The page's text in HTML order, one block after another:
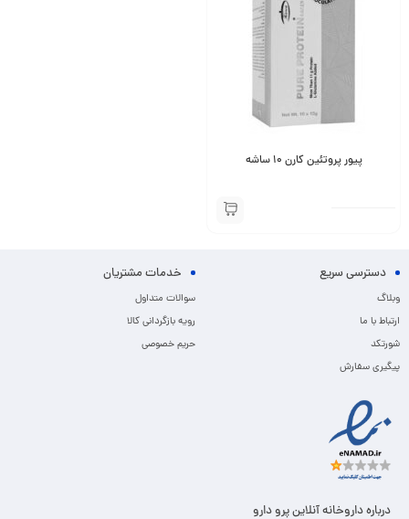
پیور پروتئین کارن ۱۰ ساشه
دسترسی سریع
وبلاگ
ارتباط با ما
شورتکد
پیگیری سفارش
خدمات مشتریان
سوالات متداول
رویه بازگردانی کالا
حریم خصوصی
درباره داروخانه آنلاین پرو دارو